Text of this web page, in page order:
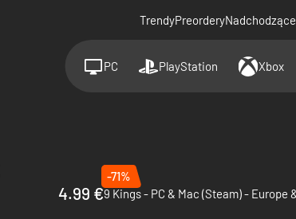
TrendyPreorderyNadchodzące
PC PlayStation Xbox
4.99 €
-71%